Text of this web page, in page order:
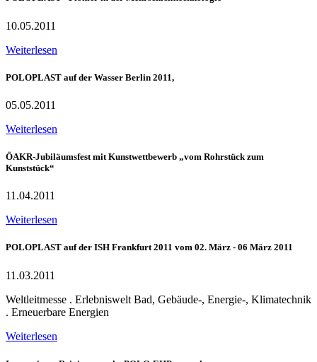
10.05.2011
Weiterlesen
POLOPLAST auf der Wasser Berlin 2011,
05.05.2011
Weiterlesen
ÖAKR-Jubiläumsfest mit Kunstwettbewerb „vom Rohrstück zum
Kunststück“
11.04.2011
Weiterlesen
POLOPLAST auf der ISH Frankfurt 2011 vom 02. März - 06 März 2011
11.03.2011
Weltleitmesse . Erlebniswelt Bad, Gebäude-, Energie-, Klimatechnik
. Erneuerbare Energien
Weiterlesen